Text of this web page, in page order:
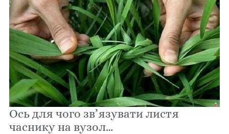
Ось для чого зв’язувати листя
часнику на вузол…